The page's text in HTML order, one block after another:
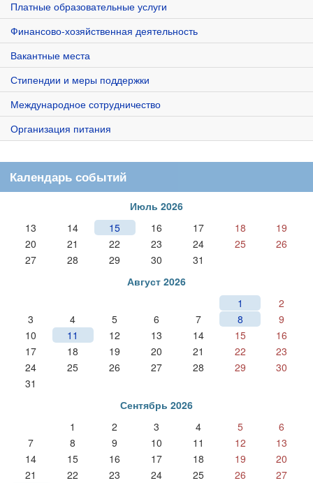
Платные образовательные услуги
Финансово-хозяйственная деятельность
Вакантные места
Стипендии и меры поддержки
Международное сотрудничество
Организация питания
Календарь событий
Июль 2026
13
14 15 16 17 18
19
20
21 22 23 24 25
26
27
28 29 30
31
Август 2026
1
2
3
4 5 6 7 8
9
10
11 12 13 14 15
16
17
18 19 20 21 22
23
24
25 26 27 28 29
30
31
Сентябрь 2026
1
2 3 4 5
6
7
8 9 10 11 12
13
14
15 16 17 18 19
20
21
22 23 24 25 26
27